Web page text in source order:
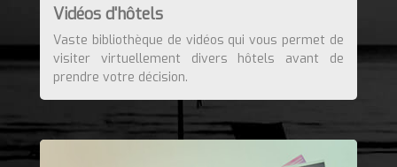
Vidéos d'hôtels
Vaste bibliothèque de vidéos qui vous permet de
visiter virtuellement divers hôtels avant de
prendre votre décision.